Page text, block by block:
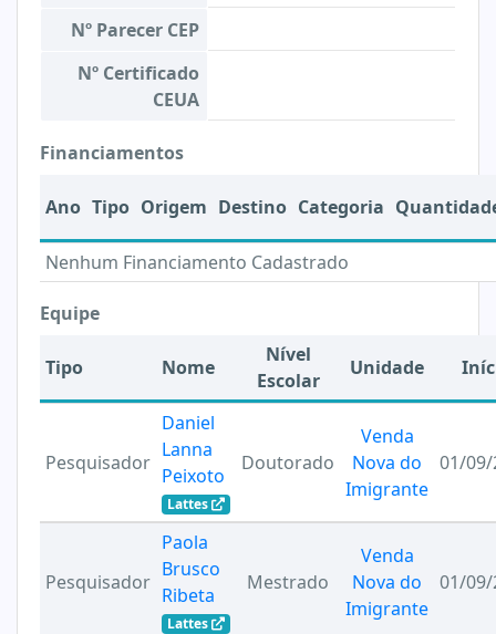
Nº Parecer CEP
Nº Certificado
CEUA
Financiamentos
Ano Tipo Origem Destino Categoria
Nenhum Financiamento Cadastrado
Equipe
Tipo Nome
Nível
Escolar
Unidade
Pesquisador
Daniel
Lanna
Peixoto
Lattes
Doutorado
Venda
Nova do
Imigrante
01/09/
Pesquisador
Paola
Brusco
Ribeta
Lattes
Mestrado
Venda
Nova do
Imigrante
01/09/